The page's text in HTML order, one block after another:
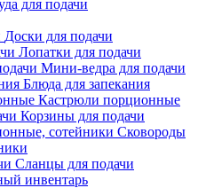
для подачи
Доски для подачи
Лопатки для подачи
Мини-ведра для подачи
Блюда для запекания
Кастрюли порционные
Корзины для подачи
Сковороды
Сланцы для подачи
инвентарь